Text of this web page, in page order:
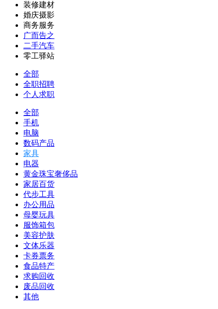
装修建材
婚庆摄影
商务服务
广而告之
二手汽车
零工驿站
全部
全职招聘
个人求职
全部
手机
电脑
数码产品
家具
电器
黄金珠宝奢侈品
家居百货
代步工具
办公用品
母婴玩具
服饰箱包
美容护肤
文体乐器
卡券票务
食品特产
求购回收
废品回收
其他